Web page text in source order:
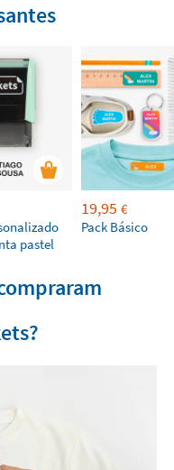
pastel
19,95 €
Pack Básico